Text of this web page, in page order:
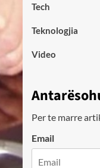
Tech
Teknologjia
Video
Per te marre
Email